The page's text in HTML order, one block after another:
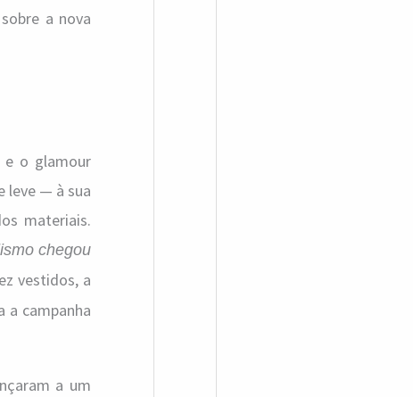
a nova
e o glamour
leve — à sua
materiais.
chegou
vestidos, a
a campanha
a um